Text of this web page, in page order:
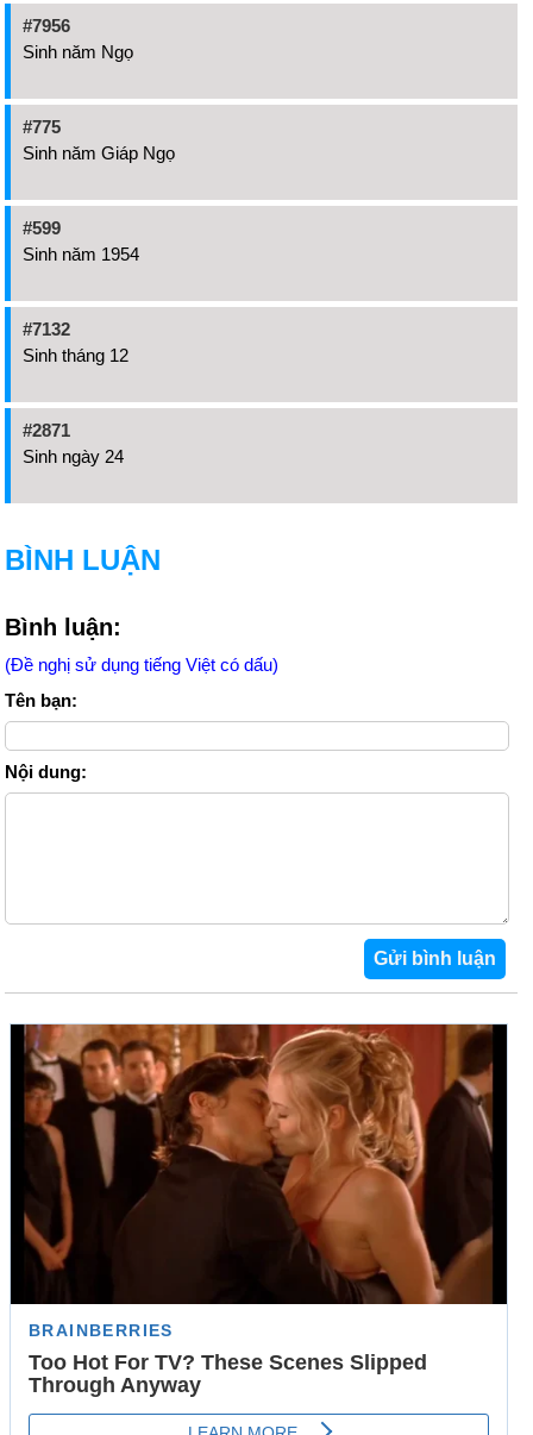
#7956
Sinh năm Ngọ
#775
Sinh năm Giáp Ngọ
#599
Sinh năm 1954
#7132
Sinh tháng 12
#2871
Sinh ngày 24
BÌNH LUẬN
Bình luận:
(Đề nghị sử dụng tiếng Việt có dấu)
Tên bạn:
Nội dung: